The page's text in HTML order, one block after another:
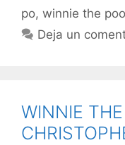
po, winnie the
Deja un
WINNIE